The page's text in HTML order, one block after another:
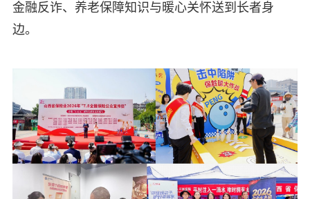
金融反诈、养老保障知识与暖心关怀送到长者身
边。